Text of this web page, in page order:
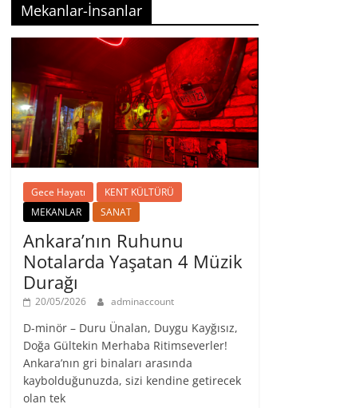
Mekanlar-İnsanlar
Gece Hayatı
KENT KÜLTÜRÜ
MEKANLAR
SANAT
Ankara’nın Ruhunu
Notalarda Yaşatan 4 Müzik
Durağı
20/05/2026 adminaccount
D-minör – Duru Ünalan, Duygu Kayğısız,
Doğa Gültekin Merhaba Ritimseverler!
Ankara’nın gri binaları arasında
kaybolduğunuzda, sizi kendine getirecek
olan tek